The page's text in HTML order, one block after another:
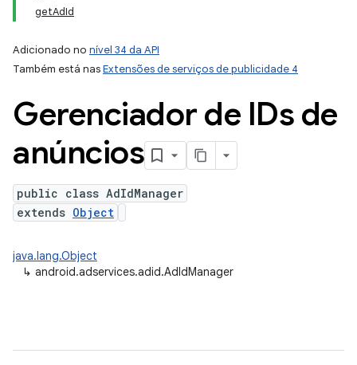
getAdId
Adicionado no nível 34 da API
Também está nasExtensões de serviços de publicidade 4
Gerenciador de IDs de
anúncios
public class AdIdManager
extends Object
java.lang.Object
↳ android.adservices.adid.AdIdManager